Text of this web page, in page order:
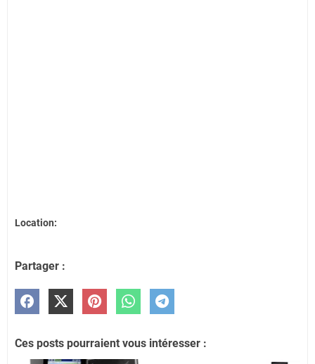
Location:
Partager :
Ces posts pourraient vous intéresser :